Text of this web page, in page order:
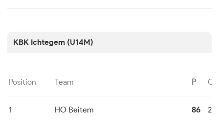
KBK Ichtegem (U14M)
Position Team P G
1 HO Beitem 86 22